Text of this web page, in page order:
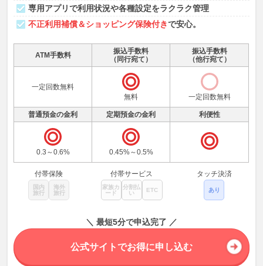
専用アプリで利用状況や各種設定をラクラク管理
不正利用補償＆ショッピング保険付きで安心。
ATM手数料
振込手数料
（同行宛て）
振込手数料
（他行宛て）
一定回数無料
無料
一定回数無料
普通預金の金利 定期預金の金利 利便性
0.3～0.6% 0.45%～0.5%
付帯保険
国内
旅行
海外
旅行
付帯サービス
家族カ
ード
分割払
い
ETC
タッチ決済
あり
＼ 最短5分で申込完了 ／
公式サイトでお得に申し込む